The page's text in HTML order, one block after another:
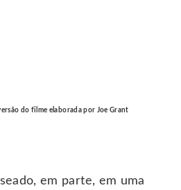
do filme elaborada por Joe Grant
em parte, em uma